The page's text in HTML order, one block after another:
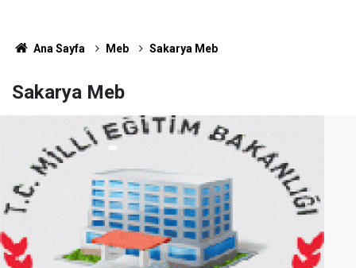
Ana Sayfa Meb Sakarya Meb
Sakarya Meb